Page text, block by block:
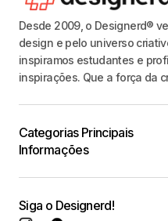
Desde 2009, o Designerd®
design e pelo universo
inspiramos estudantes e
inspirações. Que a força da
Categorias Principais
Informações
Siga o Designerd!